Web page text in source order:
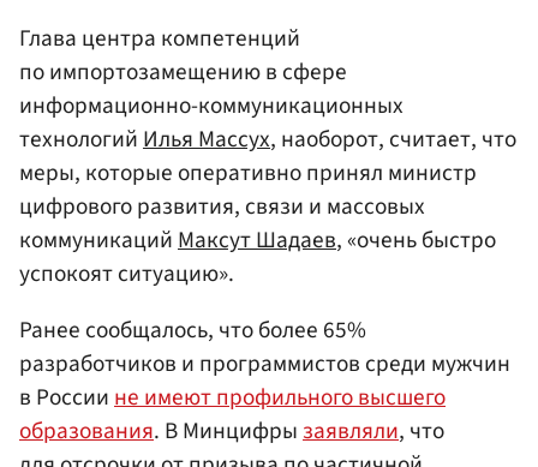
Глава центра компетенций
по импортозамещению в сфере
информационно-коммуникационных
технологийИлья Массух, наоборот, считает, что
меры, которые оперативно принял министр
цифрового развития, связи и массовых
коммуникацийМаксут Шадаев, «очень быстро
успокоят ситуацию».
Ранее сообщалось, что более 65%
разработчиков и программистов среди мужчин
в Россиине имеют профильного высшего
образования. В Минцифрызаявляли, что